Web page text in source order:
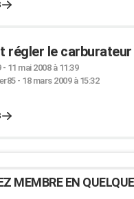
régler le
- 11 mai 2008 à 11:39
- 18 mars 2009 à 15:32
MEMBRE EN